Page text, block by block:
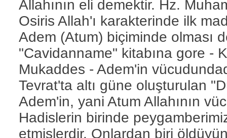
Allahının eli demektir. Hz.
Osiris Allah'ı karakterinde ilk
Adem (Atum) biçiminde olması
"Cavidanname" kitabına gore -
Mukaddes - Adem'in
Tevrat'ta altı güne oluşturulan
Adem'in, yani Atum Allahının
Hadislerin birinde
etmişlerdir. Onlardan biri